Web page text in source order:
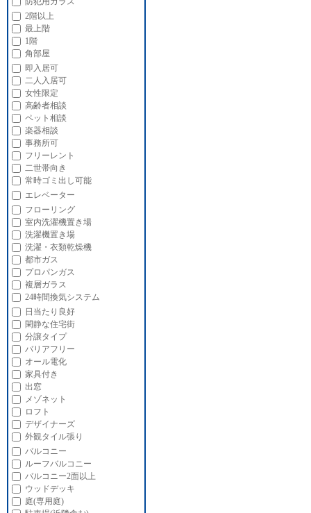
2階以上
最上階
1階
角部屋
即入居可
二人入居可
女性限定
高齢者相談
ペット相談
楽器相談
事務所可
フリーレント
二世帯向き
常時ゴミ出し可能
エレベーター
フローリング
室内洗濯機置き場
洗濯機置き場
洗濯・衣類乾燥機
都市ガス
プロパンガス
複層ガラス
24時間換気システム
日当たり良好
閑静な住宅街
分譲タイプ
バリアフリー
オール電化
家具付き
出窓
メゾネット
ロフト
デザイナーズ
外観タイル張り
バルコニー
ルーフバルコニー
バルコニー2面以上
ウッドデッキ
庭(専用庭)